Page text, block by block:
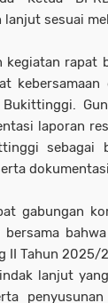
lanjut sesuai
kegiatan rapat
laporan
sebagai
gabungan
bersama
II Tahun
lanjut